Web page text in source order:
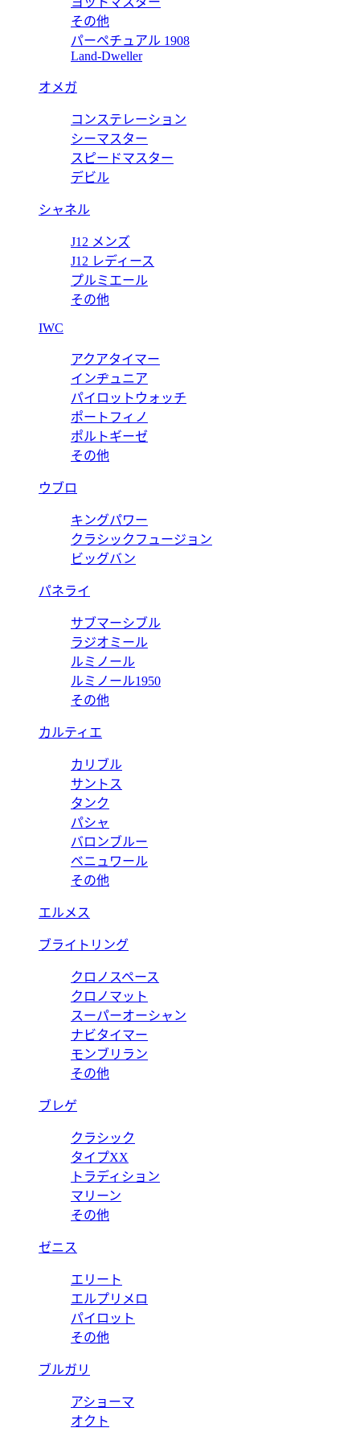
コピー オフショアクロノ プライドオブジャーマニー
コピー オフショア クロノ 26470OR.OO.1000OR.03 【2020
その他
パーペチュアル 1908
Land-Dweller
オメガ
コンステレーション
シーマスター
スピードマスター
デビル
シャネル
J12 メンズ
J12 レディース
プルミエール
その他
IWC
アクアタイマー
インヂュニア
パイロットウォッチ
ポートフィノ
ポルトギーゼ
その他
ウブロ
キングパワー
クラシックフュージョン
ビッグバン
パネライ
サブマーシブル
ラジオミール
ルミノール
ルミノール1950
その他
カルティエ
カリブル
サントス
タンク
パシャ
バロンブルー
ベニュワール
その他
エルメス
ブライトリング
クロノスペース
クロノマット
スーパーオーシャン
ナビタイマー
モンブリラン
その他
ブレゲ
クラシック
タイプXX
トラディション
マリーン
その他
ゼニス
エリート
エルプリメロ
パイロット
その他
ブルガリ
アショーマ
オクト